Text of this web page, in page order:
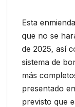
Esta
que no se
de 2025, así
sistema de
más
presentado
previsto que